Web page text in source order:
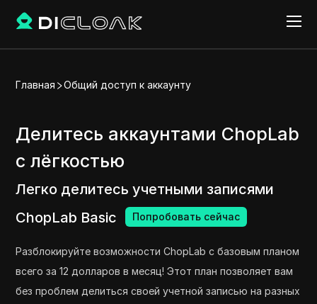
Главная Общий доступ к аккаунту
Делитесь аккаунтами ChopLab
с лёгкостью
Легко делитесь учетными записями
ChopLab Basic
Попробовать сейчас
Разблокируйте возможности ChopLab с базовым планом
всего за 12 долларов в месяц! Этот план позволяет вам
без проблем делиться своей учетной записью на разных